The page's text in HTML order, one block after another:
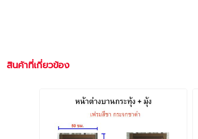
สินค้าที่เกี่ยวข้อง